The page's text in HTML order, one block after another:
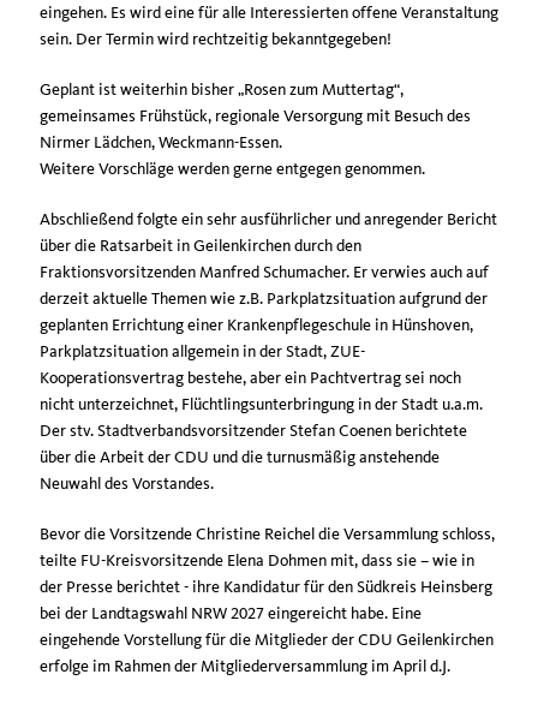
eingehen. Es wird eine für alle Interessierten offene Veranstaltung
sein. Der Termin wird rechtzeitig bekanntgegeben!
Geplant ist weiterhin bisher „Rosen zum Muttertag“,
gemeinsames Frühstück, regionale Versorgung mit Besuch des
Nirmer Lädchen, Weckmann-Essen.
Weitere Vorschläge werden gerne entgegen genommen.
Abschließend folgte ein sehr ausführlicher und anregender Bericht
über die Ratsarbeit in Geilenkirchen durch den
Fraktionsvorsitzenden Manfred Schumacher. Er verwies auch auf
derzeit aktuelle Themen wie z.B. Parkplatzsituation aufgrund der
geplanten Errichtung einer Krankenpflegeschule in Hünshoven,
Parkplatzsituation allgemein in der Stadt, ZUE-
Kooperationsvertrag bestehe, aber ein Pachtvertrag sei noch
nicht unterzeichnet, Flüchtlingsunterbringung in der Stadt u.a.m.
Der stv. Stadtverbandsvorsitzender Stefan Coenen berichtete
über die Arbeit der CDU und die turnusmäßig anstehende
Neuwahl des Vorstandes.
Bevor die Vorsitzende Christine Reichel die Versammlung schloss,
teilte FU-Kreisvorsitzende Elena Dohmen mit, dass sie – wie in
der Presse berichtet - ihre Kandidatur für den Südkreis Heinsberg
bei der Landtagswahl NRW 2027 eingereicht habe. Eine
eingehende Vorstellung für die Mitglieder der CDU Geilenkirchen
erfolge im Rahmen der Mitgliederversammlung im April d.J.